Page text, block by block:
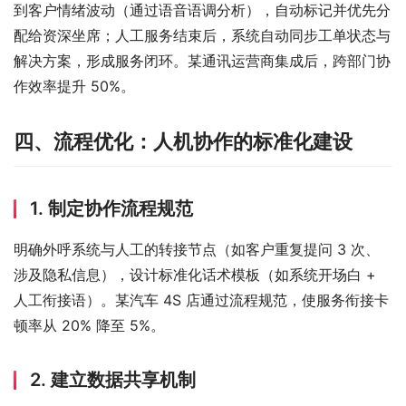
到客户情绪波动（通过语音语调分析），自动标记并优先分
配给资深坐席；人工服务结束后，系统自动同步工单状态与
解决方案，形成服务闭环。某通讯运营商集成后，跨部门协
作效率提升 50%。
四、流程优化：人机协作的标准化建设
1. 制定协作流程规范
明确外呼系统与人工的转接节点（如客户重复提问 3 次、
涉及隐私信息），设计标准化话术模板（如系统开场白 +
人工衔接语）。某汽车 4S 店通过流程规范，使服务衔接卡
顿率从 20% 降至 5%。
2. 建立数据共享机制